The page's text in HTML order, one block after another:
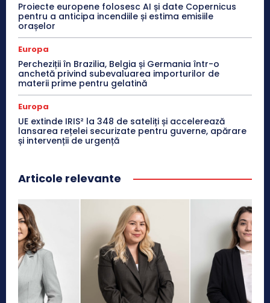
Proiecte europene folosesc AI și date Copernicus
pentru a anticipa incendiile și estima emisiile
orașelor
Europa
Percheziții în Brazilia, Belgia și Germania într-o
anchetă privind subevaluarea importurilor de
materii prime pentru gelatină
Europa
UE extinde IRIS² la 348 de sateliți și accelerează
lansarea rețelei securizate pentru guverne, apărare
și intervenții de urgență
Articole relevante